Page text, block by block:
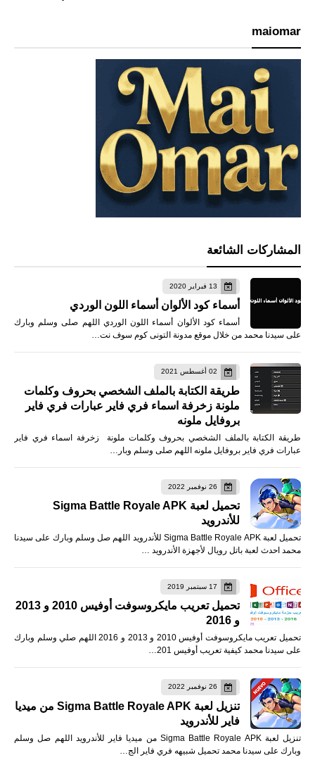
maiomar
المشاركات الشائعة
13 فبراير 2020
أسماء كود الألوان أسماء اللون الوردي
أسماء كود الألوان أسماء اللون الوردي اللهم صلى وسلم وبارك
على سيدنا محمد من خلال موقع مدونة التونى كوم سوف نت…
02 أغسطس 2021
طريقة الكتابة بالملف الشخصي بحروف وكلمات
ملونة زخرفة اسماء فري فاير عبارات فري فاير
بروفايل ملونه
طريقة الكتابة بالملف الشخصي بحروف وكلمات ملونة زخرفة اسماء فري فاير
عبارات فري فاير بروفايل ملونه اللهم صلى وسلم وبار…
26 نوفمبر 2022
تحميل لعبة Sigma Battle Royale APK
للأندرويد
تحميل لعبة Sigma Battle Royale APK للأندرويد اللهم صل وسلم وبارك على سيدنا
محمد احدث لعبة باتل رويال لأجهزة الأندرويد …
17 سبتمبر 2019
تحميل تعريب مايكروسوفت أوفيس 2010 و 2013
و 2016
تحميل تعريب مايكروسوفت أوفيس 2010 و 2013 و 2016 اللهم صلي وسلم وبارك
على سيدنا محمد كيفية تعريب أوفيس 201…
26 نوفمبر 2022
تنزيل لعبة Sigma Battle Royale APK من ميديا
فاير للأندرويد
تنزيل لعبة Sigma Battle Royale APK من ميديا فاير للأندرويد اللهم صل وسلم
وبارك على سيدنا محمد تحميل شبيهه فري فاير الج…